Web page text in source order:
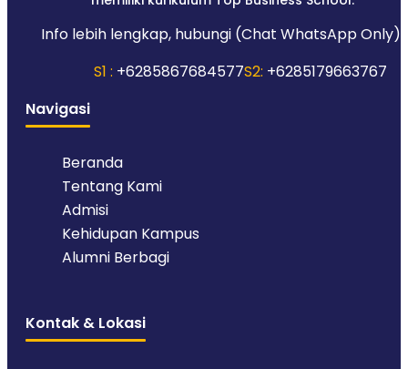
Info lebih lengkap, hubungi (Chat WhatsApp Only):
S1 : +6285867684577S2: +6285179663767
Navigasi
Beranda
Tentang Kami
Admisi
Kehidupan Kampus
Alumni Berbagi
Kontak & Lokasi